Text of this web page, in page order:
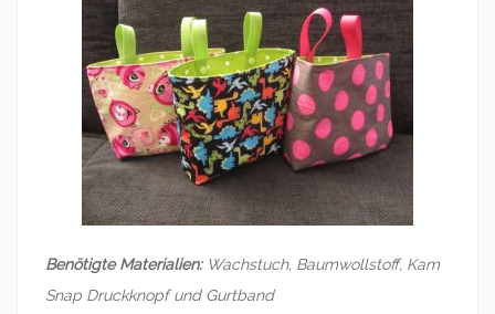
Benötigte Materialien:Wachstuch, Baumwollstoff, Kam
Snap Druckknopf und Gurtband